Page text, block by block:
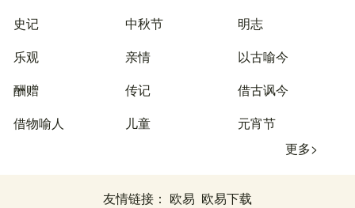
史记
中秋节
明志
乐观
亲情
以古喻今
酬赠
传记
借古讽今
借物喻人
儿童
元宵节
更多>
友情链接： 欧易 欧易下载